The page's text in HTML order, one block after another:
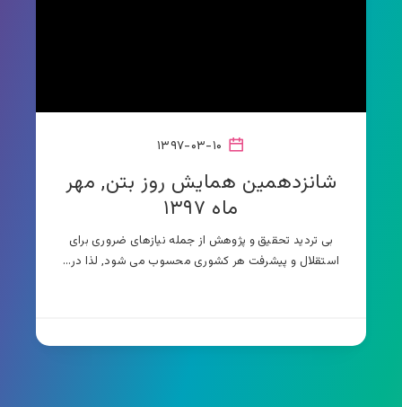
شانزدهمین همایش روز بتن, مهر
ماه ۱۳۹۷
بی تردید تحقیق و پژوهش از جمله نیازهای ضروری برای
استقلال و پیشرفت هر کشوری محسوب می شود, لذا در…